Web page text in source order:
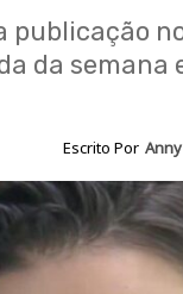
publicação
da semana
Escrito Por